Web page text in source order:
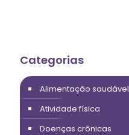
Categorias
Alimentação saudável
Atividade física
Doenças crônicas